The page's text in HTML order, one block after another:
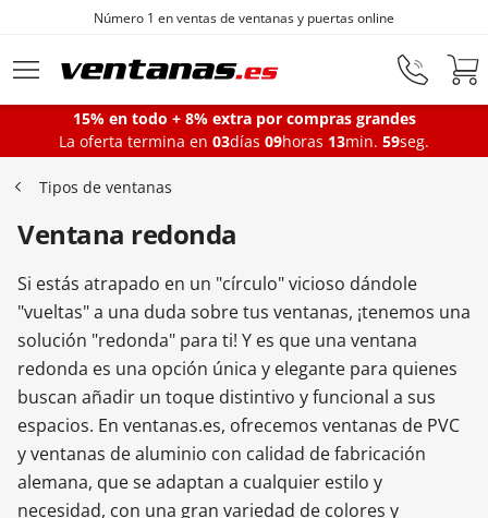
Ir al contenido principal
Número 1 en ventas de ventanas y puertas online
Ventanas
Balconeras
Puertas Entrada
Puertas de garaje
Iniciar sesión
15% en todo + 8% extra por compras grandes
La oferta termina en 03días 09horas 13min. 58seg.
Tipos de ventanas
Ventana redonda
Si estás atrapado en un "círculo" vicioso dándole
"vueltas" a una duda sobre tus ventanas, ¡tenemos una
solución "redonda" para ti! Y es que una ventana
redonda es una opción única y elegante para quienes
buscan añadir un toque distintivo y funcional a sus
espacios. En ventanas.es, ofrecemos ventanas de PVC
y ventanas de aluminio con calidad de fabricación
alemana, que se adaptan a cualquier estilo y
necesidad, con una gran variedad de colores y